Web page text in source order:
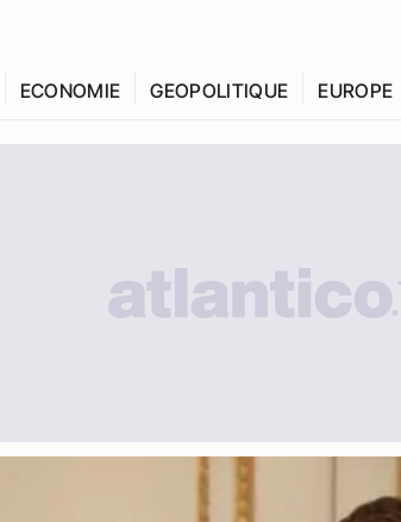
ECONOMIE GEOPOLITIQUE EUROPE